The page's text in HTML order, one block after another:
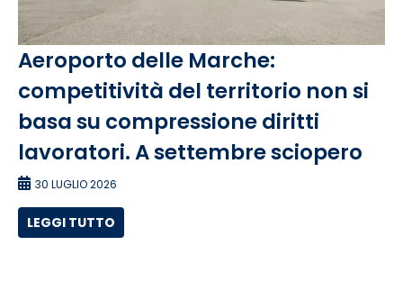
Aeroporto delle Marche:
competitività del territorio non si
basa su compressione diritti
lavoratori. A settembre sciopero
30 LUGLIO 2026
LEGGI TUTTO